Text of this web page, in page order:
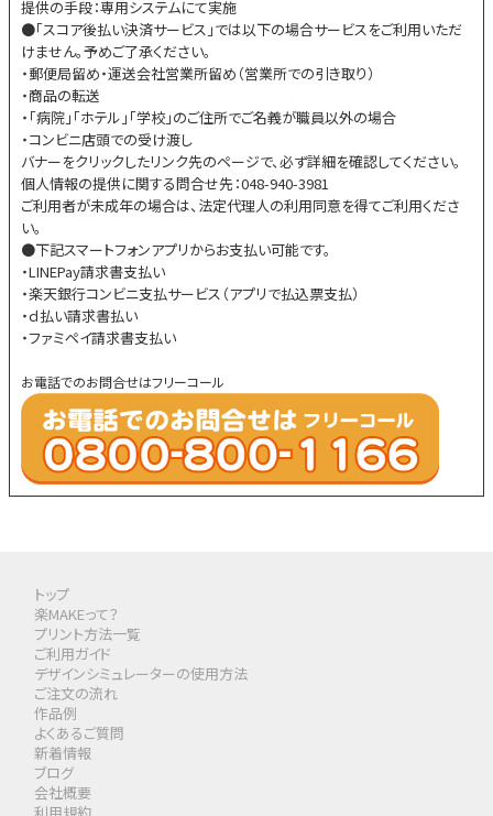
提供の手段：専用システムにて実施
●「スコア後払い決済サービス」では以下の場合サービスをご利用いただ
けません。予めご了承ください。
・郵便局留め・運送会社営業所留め（営業所での引き取り）
・商品の転送
・「病院」「ホテル」「学校」のご住所でご名義が職員以外の場合
・コンビニ店頭での受け渡し
バナーをクリックしたリンク先のページで、必ず詳細を確認してください。
個人情報の提供に関する問合せ先：048-940-3981
ご利用者が未成年の場合は、法定代理人の利用同意を得てご利用くださ
い。
●下記スマートフォンアプリからお支払い可能です。
・LINEPay請求書支払い
・楽天銀行コンビニ支払サービス（アプリで払込票支払）
・ｄ払い請求書払い
・ファミペイ請求書支払い
お電話でのお問合せはフリーコール
トップ
楽MAKEって？
プリント方法一覧
ご利用ガイド
デザインシミュレーターの使用方法
ご注文の流れ
作品例
よくあるご質問
新着情報
ブログ
会社概要